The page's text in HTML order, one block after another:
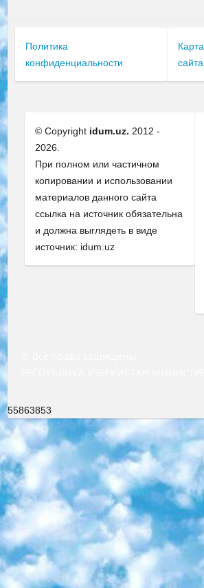
Политика
конфиденциальности
Карта
сайта
© Copyright idum.uz. 2012 -
2026.
При полном или частичном
копировании и использовании
материалов данного сайта
ссылка на источник обязательна
и должна выглядеть в виде
источник: idum.uz
55863853